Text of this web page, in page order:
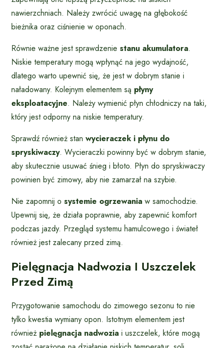
nawierzchniach. Należy zwrócić uwagę na głębokość
bieżnika oraz ciśnienie w oponach.
Równie ważne jest sprawdzenie stanu akumulatora.
Niskie temperatury mogą wpłynąć na jego wydajność,
dlatego warto upewnić się, że jest w dobrym stanie i
naładowany. Kolejnym elementem są płyny
eksploatacyjne. Należy wymienić płyn chłodniczy na taki,
który jest odporny na niskie temperatury.
Sprawdź również stan wycieraczek i płynu do
spryskiwaczy. Wycieraczki powinny być w dobrym stanie,
aby skutecznie usuwać śnieg i błoto. Płyn do spryskiwaczy
powinien być zimowy, aby nie zamarzał na szybie.
Nie zapomnij o systemie ogrzewania w samochodzie.
Upewnij się, że działa poprawnie, aby zapewnić komfort
podczas jazdy. Przegląd systemu hamulcowego i świateł
również jest zalecany przed zimą.
Pielęgnacja Nadwozia I Uszczelek
Przed Zimą
Przygotowanie samochodu do zimowego sezonu to nie
tylko kwestia wymiany opon. Istotnym elementem jest
również pielęgnacja nadwozia i uszczelek, które mogą